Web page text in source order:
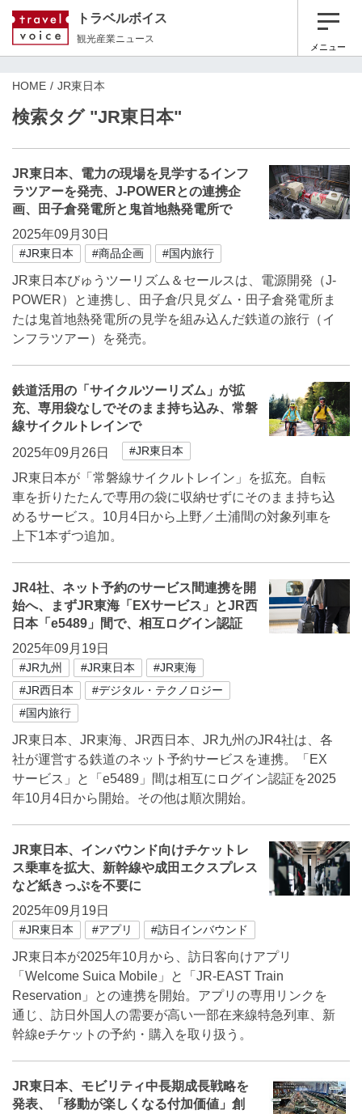
トラベルボイス
観光産業ニュース
メニュー
HOME JR東日本
検索タグ "JR東日本"
JR東日本、電力の現場を見学するインフ
ラツアーを発売、J-POWERとの連携企
画、田子倉発電所と鬼首地熱発電所で
2025年09月30日
#JR東日本 #商品企画 #国内旅行
JR東日本びゅうツーリズム＆セールスは、電源開発（J-
POWER）と連携し、田子倉/只見ダム・田子倉発電所ま
たは鬼首地熱発電所の見学を組み込んだ鉄道の旅行（イ
ンフラツアー）を発売。
鉄道活用の「サイクルツーリズム」が拡
充、専用袋なしでそのまま持ち込み、常磐
線サイクルトレインで
2025年09月26日
#JR東日本
JR東日本が「常磐線サイクルトレイン」を拡充。自転
車を折りたたんで専用の袋に収納せずにそのまま持ち込
めるサービス。10月4日から上野／土浦間の対象列車を
上下1本ずつ追加。
JR4社、ネット予約のサービス間連携を開
始へ、まずJR東海「EXサービス」とJR西
日本「e5489」間で、相互ログイン認証
2025年09月19日
#JR九州 #JR東日本
#JR東海
#JR西日本
#デジタル・テクノロジー
#国内旅行
JR東日本、JR東海、JR西日本、JR九州のJR4社は、各
社が運営する鉄道のネット予約サービスを連携。「EX
サービス」と「e5489」間は相互にログイン認証を2025
年10月4日から開始。その他は順次開始。
JR東日本、インバウンド向けチケットレ
ス乗車を拡大、新幹線や成田エクスプレス
など紙きっぷを不要に
2025年09月19日
#JR東日本 #アプリ #訪日インバウンド
JR東日本が2025年10月から、訪日客向けアプリ
「Welcome Suica Mobile」と「JR-EAST Train
Reservation」との連携を開始。アプリの専用リンクを
通じ、訪日外国人の需要が高い一部在来線特急列車、新
幹線eチケットの予約・購入を取り扱う。
JR東日本、モビリティ中長期成長戦略を
発表、「移動が楽しくなる付加価値」創